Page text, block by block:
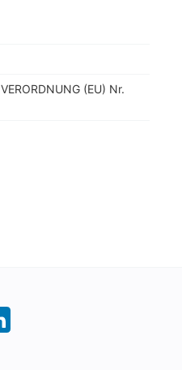
(EU) Nr.